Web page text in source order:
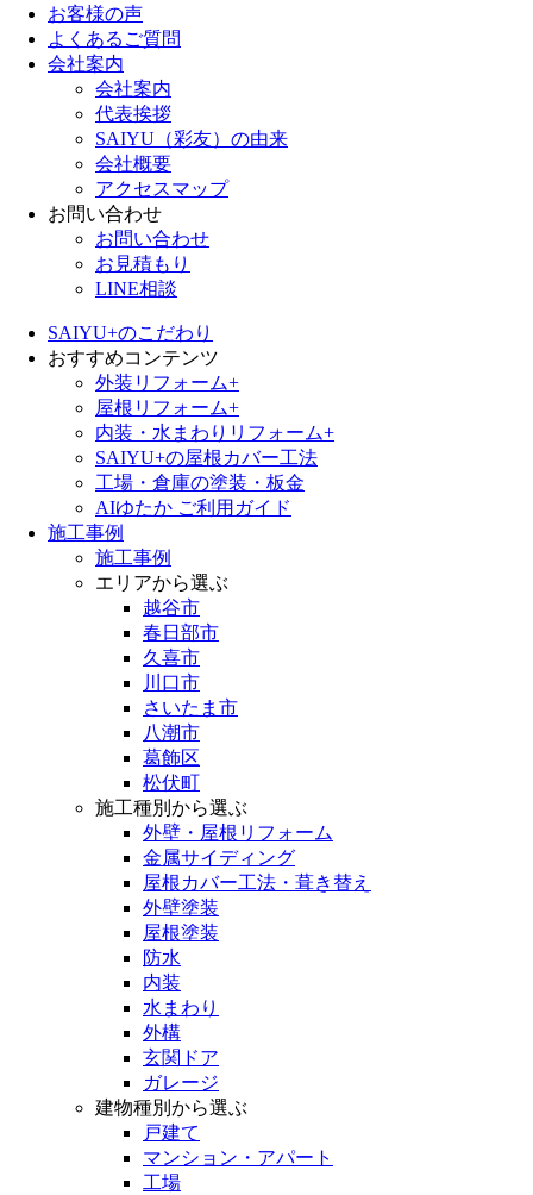
お客様の声
よくあるご質問
会社案内
会社案内
代表挨拶
SAIYU（彩友）の由来
会社概要
アクセスマップ
お問い合わせ
お問い合わせ
お見積もり
LINE相談
SAIYU+のこだわり
おすすめコンテンツ
外装リフォーム+
屋根リフォーム+
内装・水まわりリフォーム+
SAIYU+の屋根カバー工法
工場・倉庫の塗装・板金
AIゆたか ご利用ガイド
施工事例
施工事例
エリアから選ぶ
越谷市
春日部市
久喜市
川口市
さいたま市
八潮市
葛飾区
松伏町
施工種別から選ぶ
外壁・屋根リフォーム
金属サイディング
屋根カバー工法・葺き替え
外壁塗装
屋根塗装
防水
内装
水まわり
外構
玄関ドア
ガレージ
建物種別から選ぶ
戸建て
マンション・アパート
工場